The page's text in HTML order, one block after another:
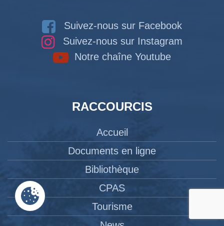
Suivez-nous sur Facebook
Suivez-nous sur Instagram
Notre chaîne Youtube
RACCOURCIS
Accueil
Documents en ligne
Bibliothèque
CPAS
Tourisme